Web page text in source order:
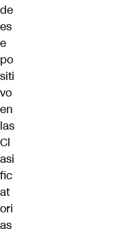
de
es
e
po
siti
vo
en
las
Cl
asi
fic
at
ori
as